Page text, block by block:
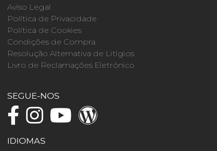
Aviso Legal
Política de Privacidade
Política de Cookies
Condições de Compra
Resolução Alternativa de Litígios
Livro de Reclamações Eletrónico
SEGUE-NOS
IDIOMAS